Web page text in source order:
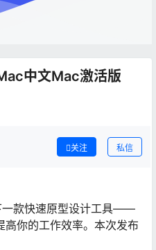
中文Mac激活版
关注 私信
一款快速原型设计工具——
你的工作效率。本次发布